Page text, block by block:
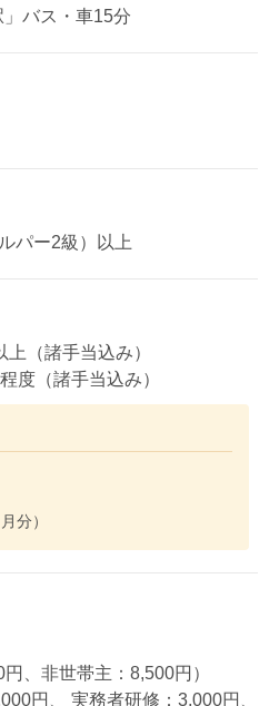
」バス・車15分
パー2級）以上
（諸手当込み）
度（諸手当込み）
分）
、非世帯主：8,500円）
円、 実務者研修：3,000円、